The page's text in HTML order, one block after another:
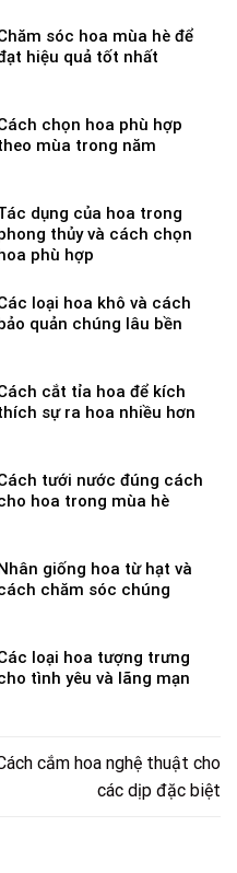
sóc hoa mùa hè để
hiệu quả tốt nhất
chọn hoa phù hợp
mùa trong năm
dụng của hoa trong
thủy và cách chọn
hoa phù hợp
loại hoa khô và cách
quản chúng lâu bền
cắt tỉa hoa để kích
sự ra hoa nhiều hơn
tưới nước đúng cách
hoa trong mùa hè
giống hoa từ hạt và
chăm sóc chúng
loại hoa tượng trưng
tình yêu và lãng mạn
cắm hoa nghệ thuật cho
các dịp đặc biệt